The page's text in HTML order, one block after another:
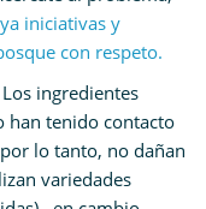
iniciativas y
con respeto.
Los ingredientes
han tenido contacto
lo tanto, no dañan
variedades